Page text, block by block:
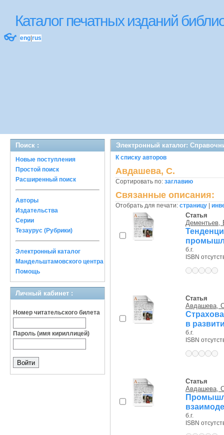
Каталог печатных изданий
👓 eng rus
Поиск :
Новые поступления
Простой поиск
Расширенный поиск
Авторы
Издательства
Серии
Тезаурус (Рубрики)
Электронный каталог
Мандельштамовского центра
Помощь
Личный кабинет :
Номер читательского билета
Пароль (имя кириллицей)
Электронный каталог:
К списку авторов
Авдашева, С.
Сортировать по: заглавию
Связанные описания:
Отобрать для печати: страницу
Статья
Дементьев,
б.г.
ISBN
Статья
Авдашева,
в
б.г.
ISBN
Статья
Авдашева,
б.г.
ISBN